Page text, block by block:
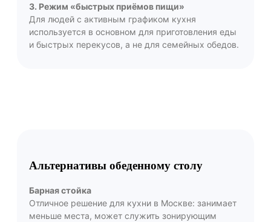
3. Режим «быстрых приёмов пищи»
Для людей с активным графиком кухня
используется в основном для приготовления еды
и быстрых перекусов, а не для семейных обедов.
Альтернативы обеденному столу
Барная стойка
Отличное решение для кухни в Москве: занимает
меньше места, может служить зонирующим